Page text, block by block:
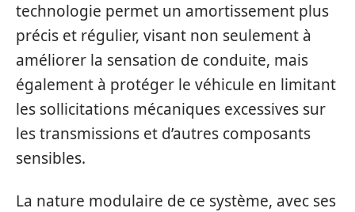
technologie permet un amortissement plus
précis et régulier, visant non seulement à
améliorer la sensation de conduite, mais
également à protéger le véhicule en limitant
les sollicitations mécaniques excessives sur
les transmissions et d’autres composants
sensibles.
La nature modulaire de ce système, avec ses